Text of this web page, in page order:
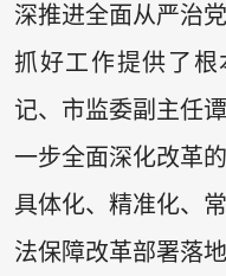
深推进全面从严治
抓好工作提供了
记、市监委副主任
一步全面深化改革
具体化、精准化、
法保障改革部署落